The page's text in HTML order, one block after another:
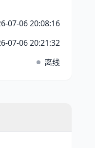
07-06 20:08:16
07-06 20:21:32
离线